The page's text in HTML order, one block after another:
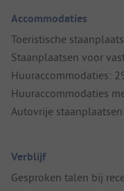
Accommodaties
Toeristische
Staanplaatsen voor
Huuraccommodaties:
Huuraccommodaties
Autovrije staanplaatsen
Verblijf
Gesproken talen bij